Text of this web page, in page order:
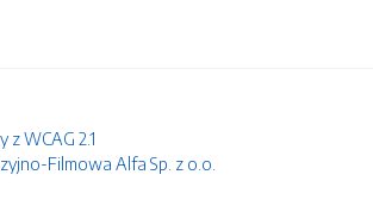
z WCAG 2.1
Filmowa Alfa Sp. z o.o.